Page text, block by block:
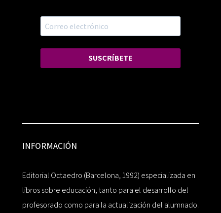
SUSCRÍBETE
INFORMACIÓN
Editorial Octaedro (Barcelona, 1992) especializada en
libros sobre educación, tanto para el desarrollo del
profesorado como para la actualización del alumnado.